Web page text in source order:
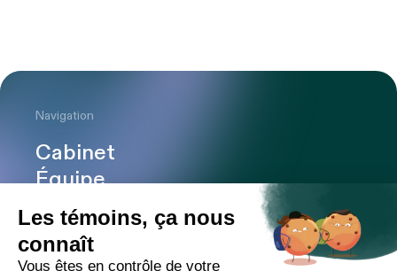
Navigation
Cabinet
Équipe
Expertises
Bureaux
Carrière